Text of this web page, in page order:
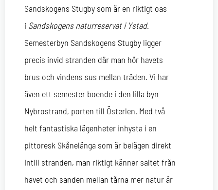
Sandskogens Stugby som är en riktigt oas
i Sandskogens naturreservat i Ystad.
Semesterbyn Sandskogens Stugby ligger
precis invid stranden där man hör havets
brus och vindens sus mellan träden. Vi har
även ett semester boende i den lilla byn
Nybrostrand, porten till Österlen. Med två
helt fantastiska lägenheter inhysta i en
pittoresk Skånelänga som är belägen direkt
intill stranden, man riktigt känner saltet från
havet och sanden mellan tårna mer natur är